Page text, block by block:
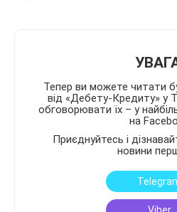
Тепер ви можете читати
від «Дебету-Кредиту» у
обговорювати їх – у
на
Приєднуйтесь і
новини